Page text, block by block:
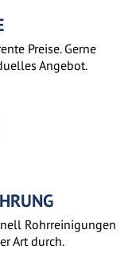
Preise. Gerne
Angebot.
Rohrreinigungen
Art durch.